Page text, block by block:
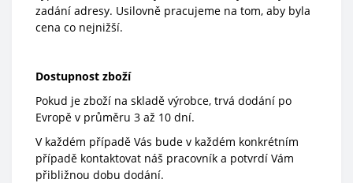
zadání adresy. Usilovně pracujeme na tom, aby byla
cena co nejnižší.
Dostupnost zboží
Pokud je zboží na skladě výrobce, trvá dodání po
Evropě v průměru 3 až 10 dní.
V každém případě Vás bude v každém konkrétním
případě kontaktovat náš pracovník a potvrdí Vám
přibližnou dobu dodání.